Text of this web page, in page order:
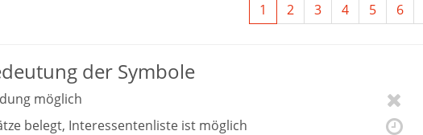
1 2 3 4 5 6
der Symbole
möglich
belegt, Interessentenliste ist möglich